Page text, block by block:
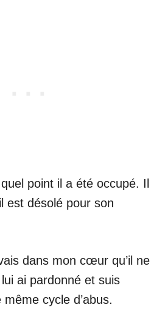
point il a été occupé. Il
est désolé pour son
dans mon cœur qu’il ne
ai pardonné et suis
cycle d’abus.